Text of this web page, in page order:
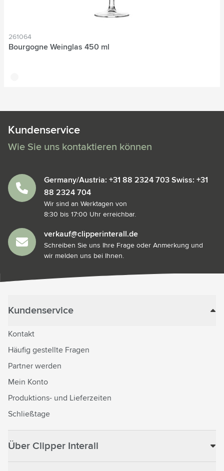
261064
Bourgogne Weinglas 450 ml
Kundenservice
Wie Sie uns kontaktieren können
Germany/Austria: +31 88 2324 703 Swiss: +31
88 2324 704
Wir sind an Werktagen von
8:30 bis 17:00 Uhr erreichbar.
verkauf@clipperinterall.de
Schreiben Sie uns Ihre Frage oder Anmerkung und
wir melden uns bei Ihnen.
Kundenservice
Kontakt
Häufig gestellte Fragen
Partner werden
Mein Konto
Produktions- und Lieferzeiten
Schließtage
Über Clipper Interall